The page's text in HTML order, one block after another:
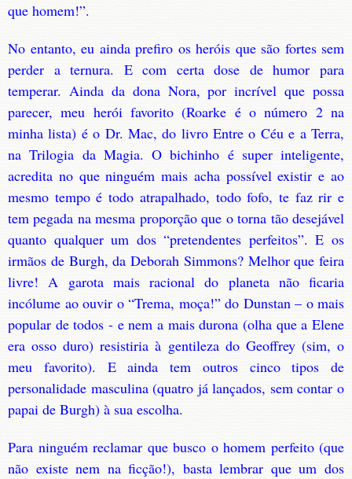
que homem!”.
No entanto, eu ainda prefiro os heróis que são fortes sem
perder a ternura. E com certa dose de humor para
temperar. Ainda da dona Nora, por incrível que possa
parecer, meu herói favorito (Roarke é o número 2 na
minha lista) é o Dr. Mac, do livro Entre o Céu e a Terra,
na Trilogia da Magia. O bichinho é super inteligente,
acredita no que ninguém mais acha possível existir e ao
mesmo tempo é todo atrapalhado, todo fofo, te faz rir e
tem pegada na mesma proporção que o torna tão desejável
quanto qualquer um dos “pretendentes perfeitos”. E os
irmãos de Burgh, da Deborah Simmons? Melhor que feira
livre! A garota mais racional do planeta não ficaria
incólume ao ouvir o “Trema, moça!” do Dunstan – o mais
popular de todos - e nem a mais durona (olha que a Elene
era osso duro) resistiria à gentileza do Geoffrey (sim, o
meu favorito). E ainda tem outros cinco tipos de
personalidade masculina (quatro já lançados, sem contar o
papai de Burgh) à sua escolha.
Para ninguém reclamar que busco o homem perfeito (que
não existe nem na ficção!), basta lembrar que um dos